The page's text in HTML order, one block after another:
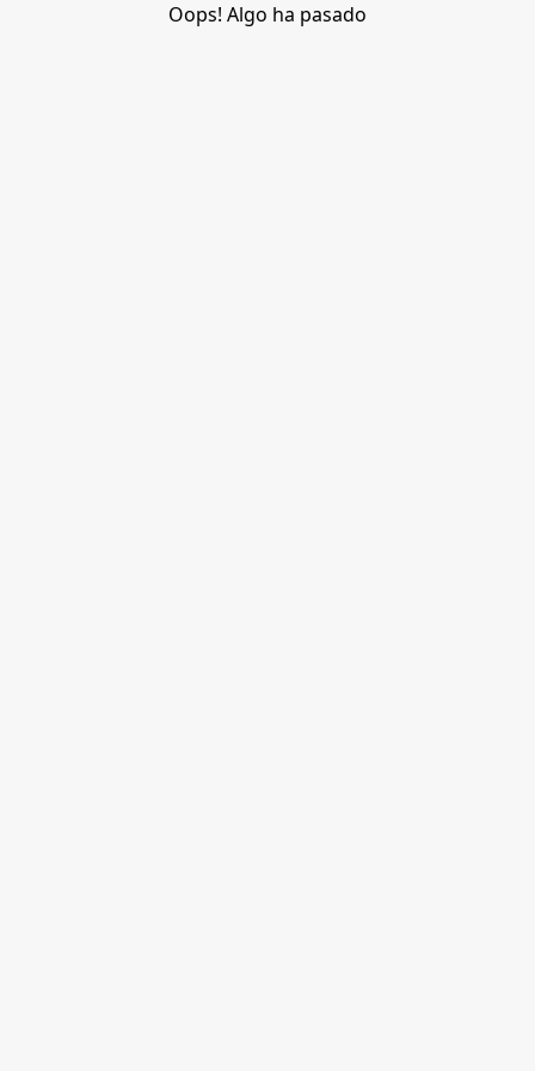
Oops! Algo ha pasado